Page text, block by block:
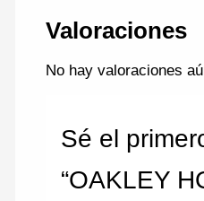
Valoraciones
No hay valoraciones
Sé el
“OAKLEY